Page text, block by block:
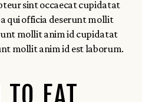
sint occaecat cupidatat
qui officia deserunt mollit
mollit anim id cupidatat
mollit anim id est laborum.
EAT